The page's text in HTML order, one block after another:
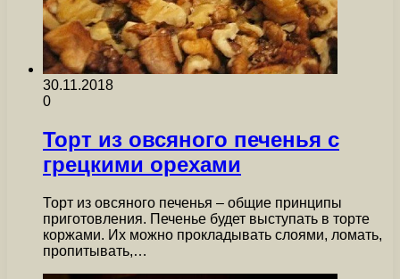
30.11.2018
0
Торт из овсяного печенья с
грецкими орехами
Торт из овсяного печенья – общие принципы
приготовления. Печенье будет выступать в торте
коржами. Их можно прокладывать слоями, ломать,
пропитывать,…